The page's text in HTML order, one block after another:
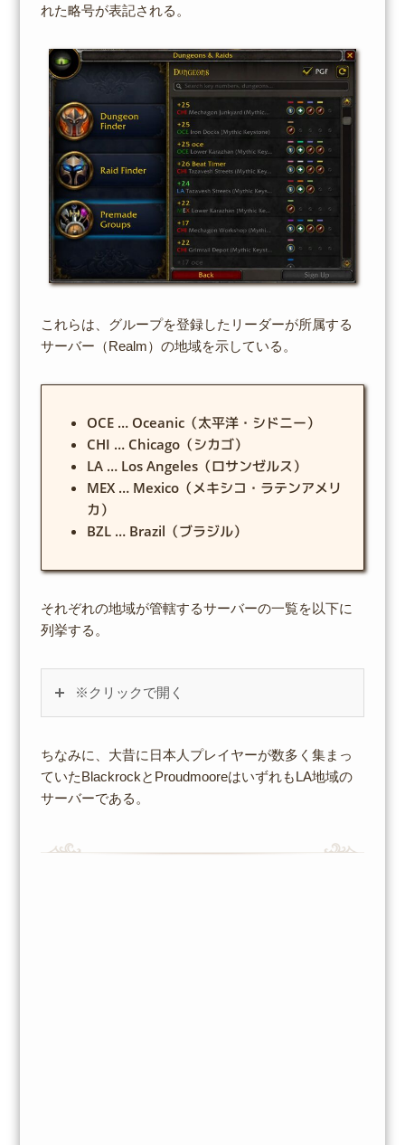
れた略号が表記される。
これらは、グループを登録したリーダーが所属する
サーバー（Realm）の地域を示している。
OCE … Oceanic（太平洋・シドニー）
CHI … Chicago（シカゴ）
LA … Los Angeles（ロサンゼルス）
MEX … Mexico（メキシコ・ラテンアメリ
カ）
BZL … Brazil（ブラジル）
それぞれの地域が管轄するサーバーの一覧を以下に
列挙する。
※クリックで開く
ちなみに、大昔に日本人プレイヤーが数多く集まっ
ていたBlackrockとProudmooreはいずれもLA地域の
サーバーである。